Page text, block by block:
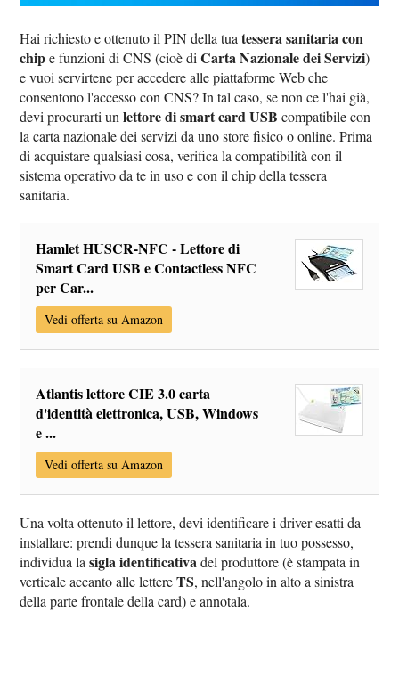
Hai richiesto e ottenuto il PIN della tuatessera sanitaria con
chipe funzioni di CNS (cioè diCarta Nazionale dei Servizi)
e vuoi servirtene per accedere alle piattaforme Web che
consentono l'accesso con CNS? In tal caso, se non ce l'hai già,
devi procurarti unlettore di smart card USB compatibile con
la carta nazionale dei servizi da uno store fisico o online. Prima
di acquistare qualsiasi cosa, verifica la compatibilità con il
sistema operativo da te in uso e con il chip della tessera
sanitaria.
Hamlet HUSCR-NFC - Lettore di
Smart Card USB e Contactless NFC
per Car...
Vedi offerta su Amazon
Atlantis lettore CIE 3.0 carta
d'identità elettronica, USB, Windows
e ...
Vedi offerta su Amazon
Una volta ottenuto il lettore, devi identificare i driver esatti da
installare: prendi dunque la tessera sanitaria in tuo possesso,
individua lasigla identificativadel produttore (è stampata in
verticale accanto alle lettereTS, nell'angolo in alto a sinistra
della parte frontale della card) e annotala.